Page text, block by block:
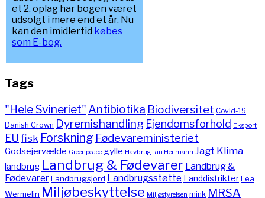
et 2. oplag har bogen været
udsolgt i mere end et år. Nu
kan den imidlertid købes
som E-bog.
Tags
"Hele Svineriet" Antibiotika Biodiversitet Covid-19
Danish Crown Dyremishandling Ejendomsforhold Eksport
EUfisk Forskning Fødevareministeriet
Godsejervælde Greenpeace gylle Havbrug Ian Heilmann Jagt Klima
landbrug Landbrug & Fødevarer Landbrug &
FødevarerLandbrugsjord Landbrugsstøtte LanddistrikterLea
Wermelin Miljøbeskyttelse Miljøstyrelsen mink MRSA